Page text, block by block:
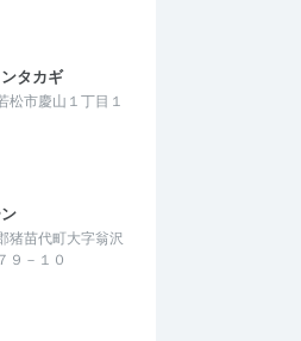
タカギ
松市慶山１丁目１
猪苗代町大字翁沢
９－１０